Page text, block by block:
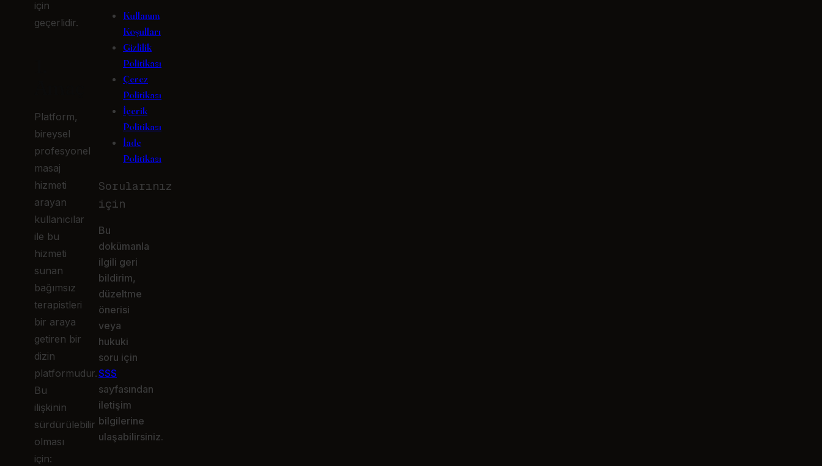
için
geçerlidir.
Platform,
bireysel
profesyonel
masaj
hizmeti
arayan
kullanıcılar
ile bu
hizmeti
sunan
bağımsız
terapistleri
bir araya
getiren bir
dizin
platformudur.
Bu
ilişkinin
sürdürülebilir
olması
için:
Kullanım
Koşulları
Gizlilik
Politikası
Çerez
Politikası
İçerik
Politikası
İade
Politikası
Sorularınız
için
Bu
dokümanla
ilgili geri
bildirim,
düzeltme
önerisi
veya
hukuki
soru için
SSS
sayfasından
iletişim
bilgilerine
ulaşabilirsiniz.